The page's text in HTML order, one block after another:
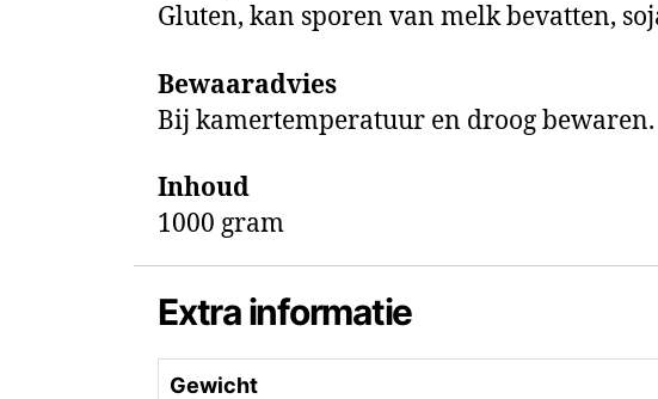
Gluten, kan sporen van melk bevatten,
Bewaaradvies
Bij kamertemperatuur en droog
Inhoud
1000 gram
Extra informatie
Gewicht